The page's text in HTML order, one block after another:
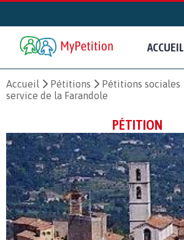
ACCUEIL
Accueil Pétitions Pétitions sociales
service de la Farandole
PÉTITION